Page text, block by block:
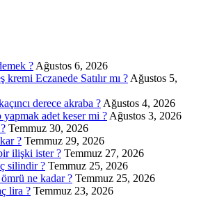
? Ağustos 6, 2026
kremi Eczanede Satılır mı ? Ağustos 5,
derece akraba ? Ağustos 4, 2026
adet keser mi ? Ağustos 3, 2026
Temmuz 30, 2026
? Temmuz 29, 2026
ilişki ister ? Temmuz 27, 2026
silindir ? Temmuz 25, 2026
ömrü ne kadar ? Temmuz 25, 2026
lira ? Temmuz 23, 2026